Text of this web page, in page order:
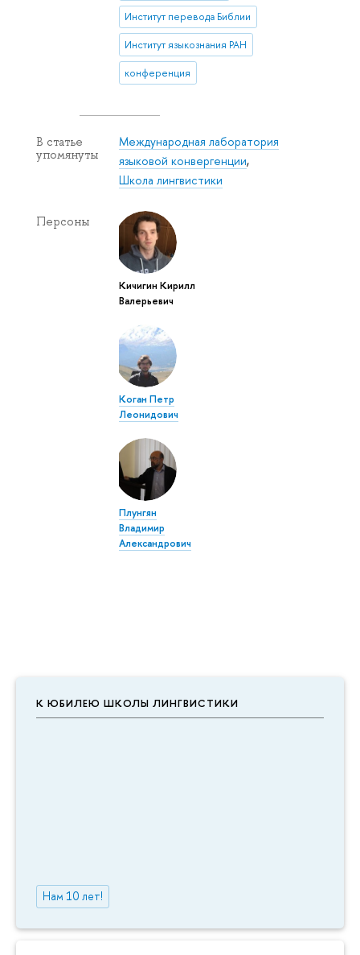
К ЮБИЛЕЮ ШКОЛЫ ЛИНГВИСТИКИ
Нам 10 лет!
Институт перевода Библии
Институт языкознания РАН
конференция
В статье
упомянуты
Международная лаборатория
языковой конвергенции,
Школа лингвистики
Персоны
Кичигин Кирилл
Валерьевич
Коган Петр
Леонидович
Плунгян
Владимир
Александрович